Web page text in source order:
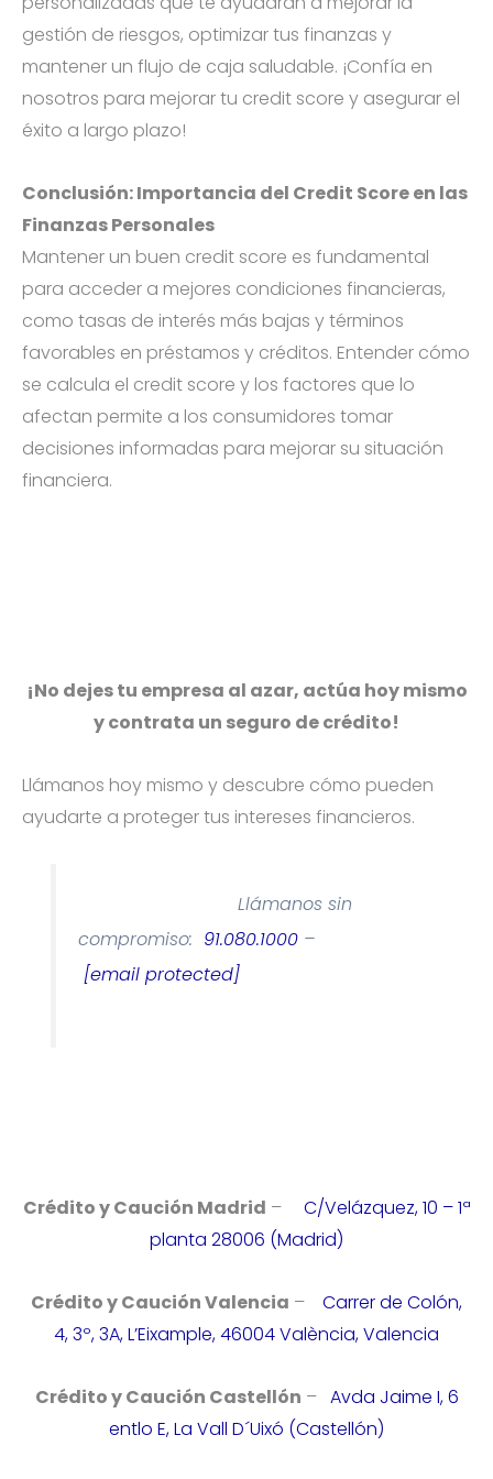
gestión de riesgos, optimizar tus finanzas y
mantener un flujo de caja saludable. ¡Confía en
nosotros para mejorar tu credit score y asegurar el
éxito a largo plazo!
Conclusión: Importancia del Credit Score en las
Finanzas Personales
Mantener un buen credit score es fundamental
para acceder a mejores condiciones financieras,
como tasas de interés más bajas y términos
favorables en préstamos y créditos. Entender cómo
se calcula el credit score y los factores que lo
afectan permite a los consumidores tomar
decisiones informadas para mejorar su situación
financiera.
¡No dejes tu empresa al azar, actúa hoy mismo
y contrata un seguro de crédito!
Llámanos hoy mismo y descubre cómo pueden
ayudarte a proteger tus intereses financieros.
Llámanos sin
compromiso: 91.080.1000 –
[email protected]
Crédito y Caución Madrid – C/Velázquez, 10 – 1ª
planta 28006 (Madrid)
Crédito y Caución Valencia – Carrer de Colón,
4, 3º, 3A, L’Eixample, 46004 València, Valencia
Crédito y Caución Castellón – Avda Jaime I, 6
entlo E, La Vall D´Uixó (Castellón)